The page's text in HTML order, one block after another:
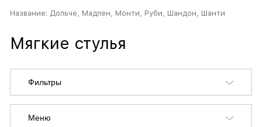
Название: Дольче, Мадлен, Монти, Руби, Шандон, Шанти
Мягкие стулья
Фильтры
Меню